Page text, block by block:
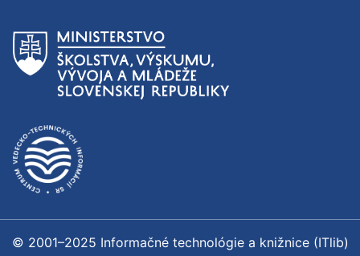
© 2001–2025 Informačné technológie a knižnice (ITlib)